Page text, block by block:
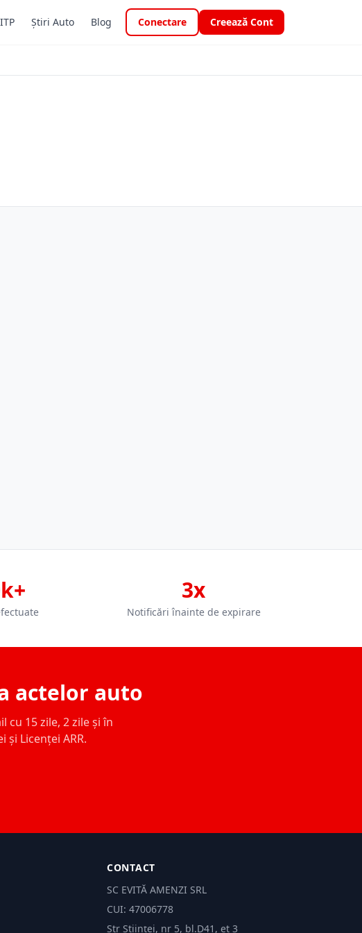
Știri Auto Blog Conectare Creează Cont
3x
Notificări înainte de expirare
actelor auto
cu 15 zile, 2 zile și în
și Licenței ARR.
CONTACT
SC EVITĂ AMENZI SRL
CUI: 47006778
Str Științei, nr 5, bl.D41, et 3